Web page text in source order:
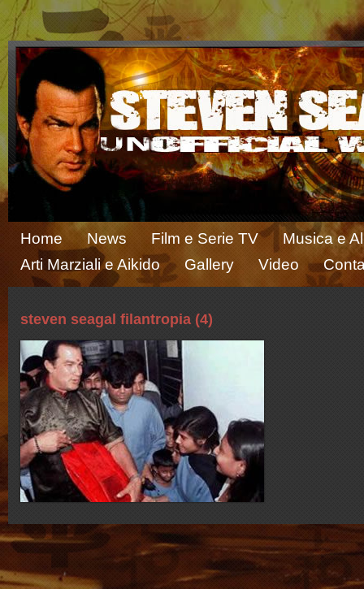
Home News Film e Serie TV
Musica e
Arti Marziali e Aikido
Gallery Video
steven seagal filantropia (4)